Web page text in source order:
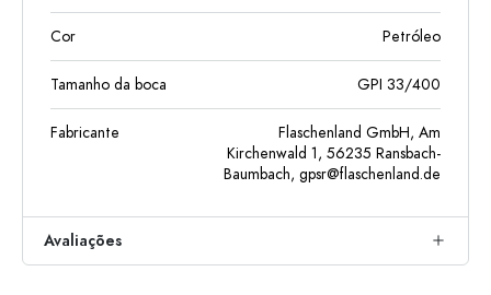
Cor Petróleo
Tamanho da boca GPI 33/400
Fabricante
Flaschenland GmbH, Am
Kirchenwald 1, 56235 Ransbach-
Baumbach, gpsr@flaschenland.de
Avaliações